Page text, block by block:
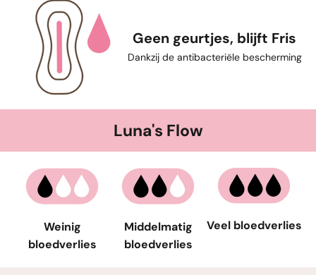
Geen geurtjes, blijft Fris
Dankzij de antibacteriële bescherming
Luna's Flow
Weinig
bloedverlies
Middelmatig
bloedverlies
Veel bloedverlies